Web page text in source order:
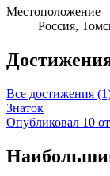
Местоположение
Россия,
Все достижения
Знаток
Опубликовал 10